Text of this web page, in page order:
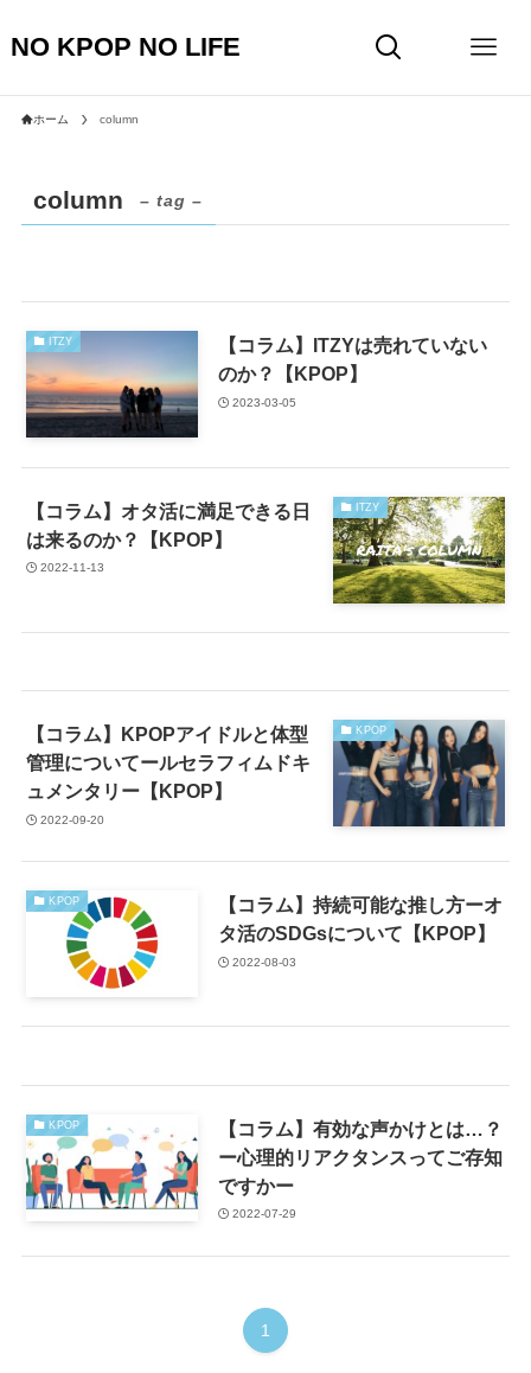
NO KPOP NO LIFE
ホーム column
column – tag –
ITZY
【コラム】ITZYは売れていない
のか？【KPOP】
2023-03-05
ITZY
【コラム】オタ活に満足できる日
は来るのか？【KPOP】
2022-11-13
KPOP
【コラム】KPOPアイドルと体型
管理についてールセラフィムドキ
ュメンタリー【KPOP】
2022-09-20
KPOP
【コラム】持続可能な推し方ーオ
タ活のSDGsについて【KPOP】
2022-08-03
KPOP
【コラム】有効な声かけとは…？
ー心理的リアクタンスってご存知
ですかー
2022-07-29
1